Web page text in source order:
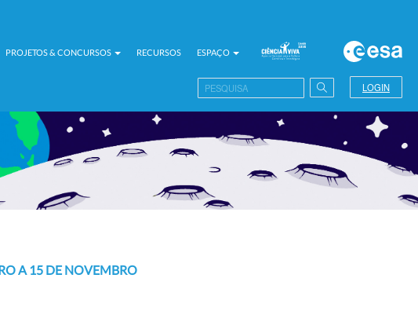
PROJETOS & CONCURSOS RECURSOS ESPAÇO
LOGIN
A 15 DE NOVEMBRO